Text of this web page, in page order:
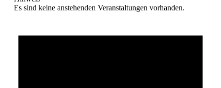
Es sind keine anstehenden Veranstaltungen vorhanden.